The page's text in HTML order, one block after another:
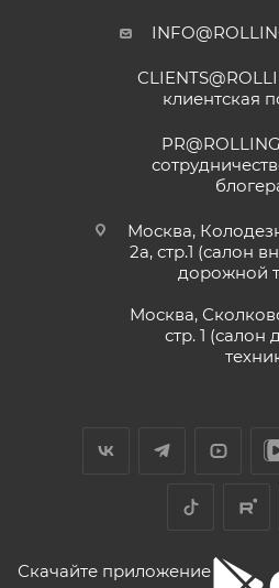
клиентская
Москва,
2а, стр.1 (салон
дорожной
Москва,
стр. 1
Скачайте приложение